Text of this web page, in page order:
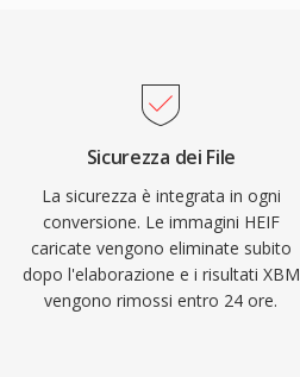
Sicurezza dei File
La sicurezza è integrata in ogni
conversione. Le immagini HEIF
caricate vengono eliminate subito
dopo l'elaborazione e i risultati XBM
vengono rimossi entro 24 ore.